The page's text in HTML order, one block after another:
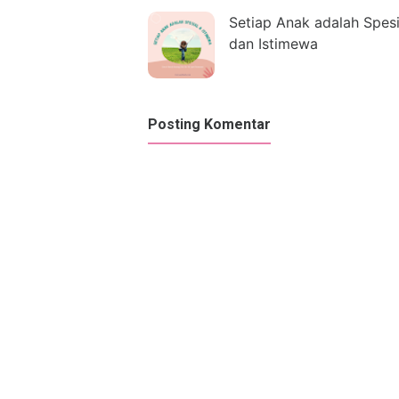
Setiap Anak adalah
dan Istimewa
Posting Komentar